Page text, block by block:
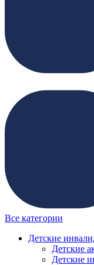
Все категории
Детские
Детские
Детские